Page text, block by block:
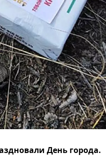
День города.